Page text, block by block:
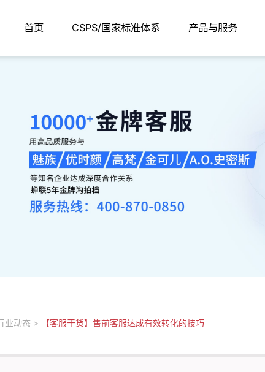
首页 CSPS/国家标准体系 产品与服务
业动态 > 【客服干货】售前客服达成有效转化的技巧